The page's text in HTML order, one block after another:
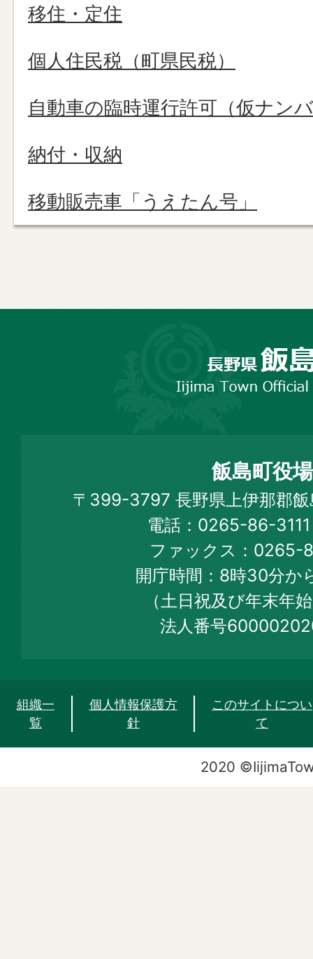
移住・定住
個人住民税（町県民税）
自動車の臨時運行許可（仮ナン
納付・収納
移動販売車「うえたん号」
Town
Official
Web
Site
飯島町役場
〒399-3797 長野県上伊那郡
電話：0265-86-
ファックス：0265-
開庁時間：8時30分か
（土日祝及び年末年
法人番号
組織一
覧
個人情報保護方
針
このサイトについ
て
2020